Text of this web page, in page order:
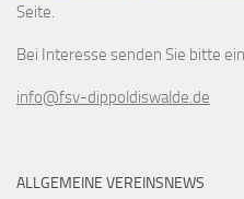
Seite.
Bei Interesse senden Sie bitte
info@fsv-dippoldiswalde.de
ALLGEMEINE VEREINSNEWS